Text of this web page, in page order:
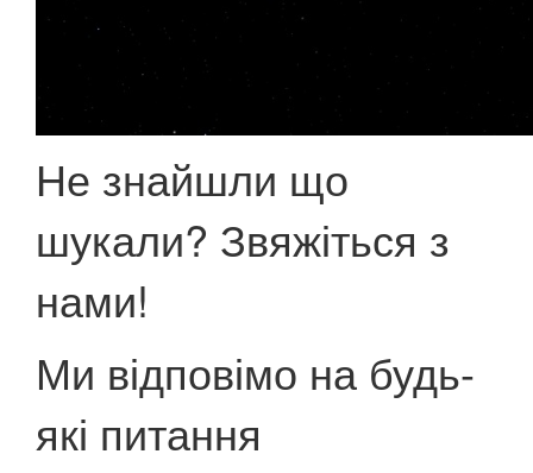
Не знайшли що
шукали? Звяжіться з
нами!
Ми відповімо на будь-
які питання